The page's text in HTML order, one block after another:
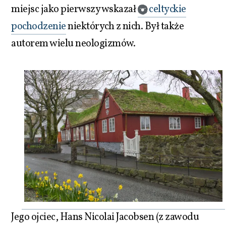
miejsc jako pierwszy wskazał
celtyckie
pochodzenieniektórych z nich. Był także
autorem wielu neologizmów.
Jego ojciec, Hans Nicolai Jacobsen (z zawodu